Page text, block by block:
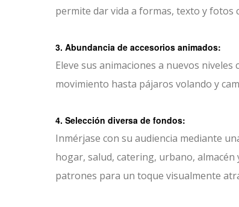
permite dar vida a formas, texto y fotos
3. Abundancia de accesorios animados:
Eleve sus animaciones a nuevos
movimiento hasta pájaros volando y
4. Selección diversa de fondos:
Inmérjase con su audiencia mediante
hogar, salud, catering, urbano,
patrones para un toque visualmente